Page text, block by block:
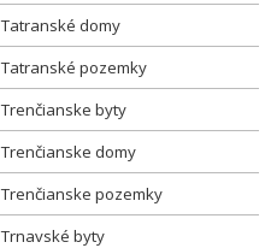
Tatranské domy
Tatranské pozemky
Trenčianske byty
Trenčianske domy
Trenčianske pozemky
Trnavské byty